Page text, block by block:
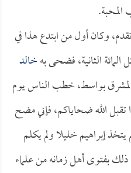
وكان أول من ابتدع هذا في
المائة الثانية، فضحى بهخالد
بواسط، خطب الناس يوم
الله ضحاياكم، فإني مضح
يتخذ إبراهيم خليلا ولم يكلم
بفتوى أهل زمانه من علماء